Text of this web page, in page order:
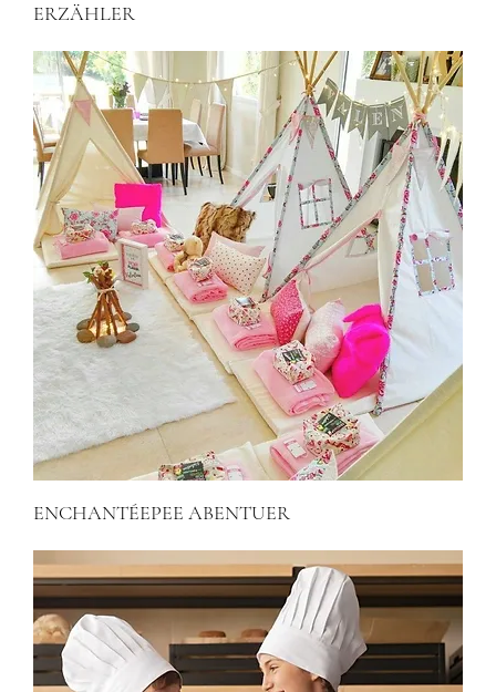
ERZÄHLER
ENCHANTÉEPEE ABENTUER